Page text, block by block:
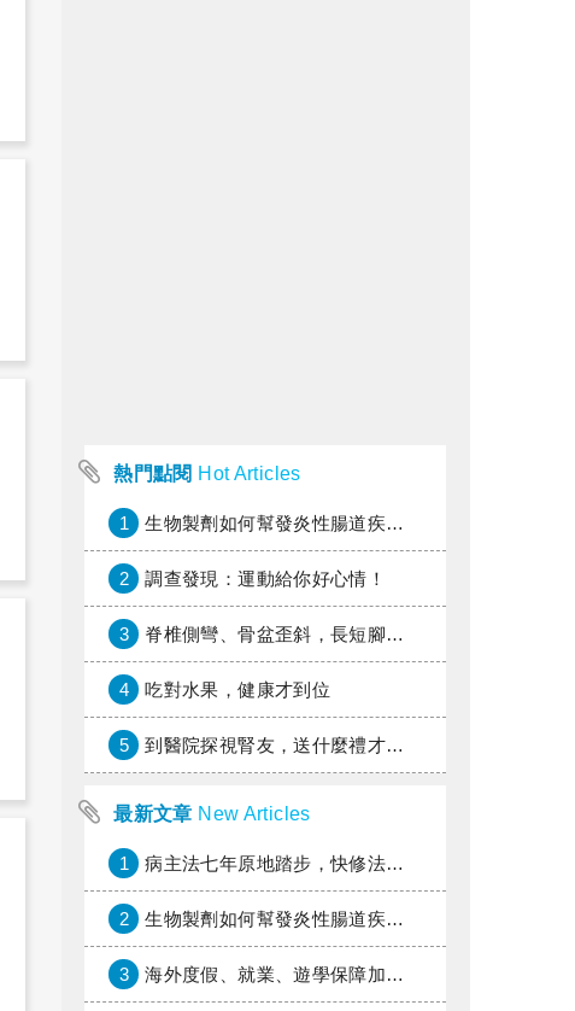
熱門點閱 Hot Articles
1 生物製劑如何幫發炎性腸道疾病患者抗潰瘍？治療進展與健保給付困境一次看
2 調查發現：運動給你好心情！
3 脊椎側彎、骨盆歪斜，長短腳惹的禍？
4 吃對水果，健康才到位
5 到醫院探視腎友，送什麼禮才好？
最新文章 New Articles
1 病主法七年原地踏步，快修法讓病人自主決定善終
2 生物製劑如何幫發炎性腸道疾病患者抗潰瘍？治療進展與健保給付困境一次看
3 海外度假、就業、遊學保障加倍，富邦產險「一期逐夢」專案加碼遠距醫療與緊急救援